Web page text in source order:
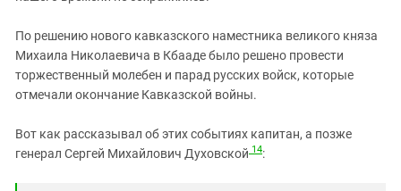
По решению нового кавказского наместника великого княза
Михаила Николаевича в Кбааде было решено провести
торжественный молебен и парад русских войск, которые
отмечали окончание Кавказской войны.
Вот как рассказывал об этих событиях капитан, а позже
генерал Сергей Михайлович Духовской 14: